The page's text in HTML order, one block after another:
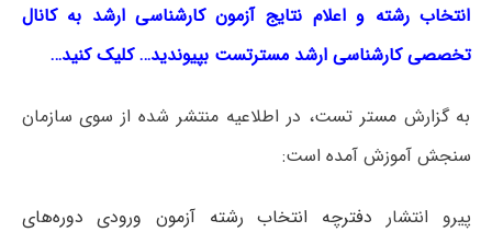
انتخاب رشته و اعلام نتایج آزمون کارشناسی ارشد به کانال
تخصصی کارشناسی ارشد مسترتست بپیوندید… کلیک کنید…
به گزارش مستر تست، در اطلاعیه منتشر شده از سوی سازمان
سنجش آموزش آمده است:
پیرو انتشار دفترچه انتخاب رشته آزمون ورودی دوره‌های